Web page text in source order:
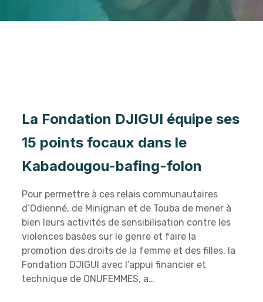
La Fondation DJIGUI équipe ses
15 points focaux dans le
Kabadougou-bafing-folon
Pour permettre à ces relais communautaires
d’Odienné, de Minignan et de Touba de mener à
bien leurs activités de sensibilisation contre les
violences basées sur le genre et faire la
promotion des droits de la femme et des filles, la
Fondation DJIGUI avec l’appui financier et
technique de ONUFEMMES, a…